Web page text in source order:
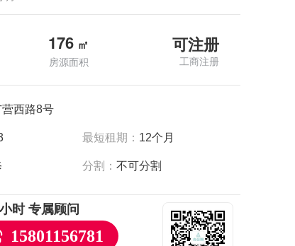
176 ㎡
房源面积
可注册
工商注册
西路8号
最短租期： 12个月
分割：不可分割
时 专属顾问
15801156781